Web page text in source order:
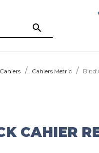
search
Cahiers Cahiers Metric
CAHIER